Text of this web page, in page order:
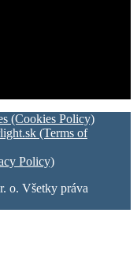
(Cookies Policy)
(Terms of
Policy)
o. Všetky práva